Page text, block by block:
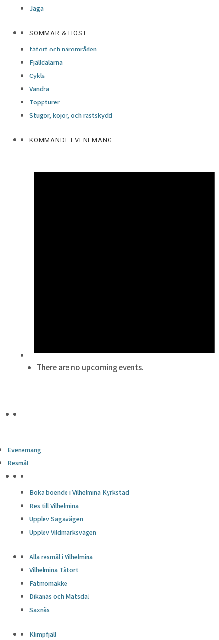
Jaga
SOMMAR & HÖST
tätort och närområden
Fjälldalarna
Cykla
Vandra
Toppturer
Stugor, kojor, och rastskydd
KOMMANDE EVENEMANG
There are no upcoming events.
Evenemang
Resmål
Boka boende i Vilhelmina Kyrkstad
Res till Vilhelmina
Upplev Sagavägen
Upplev Vildmarksvägen
Alla resmål i Vilhelmina
Vilhelmina Tätort
Fatmomakke
Dikanäs och Matsdal
Saxnäs
Klimpfjäll